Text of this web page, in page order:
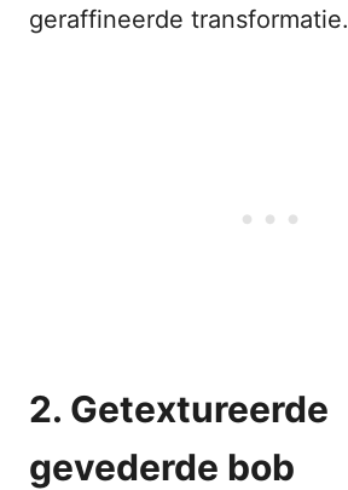
geraffineerde transformatie.
2. Getextureerde
gevederde bob